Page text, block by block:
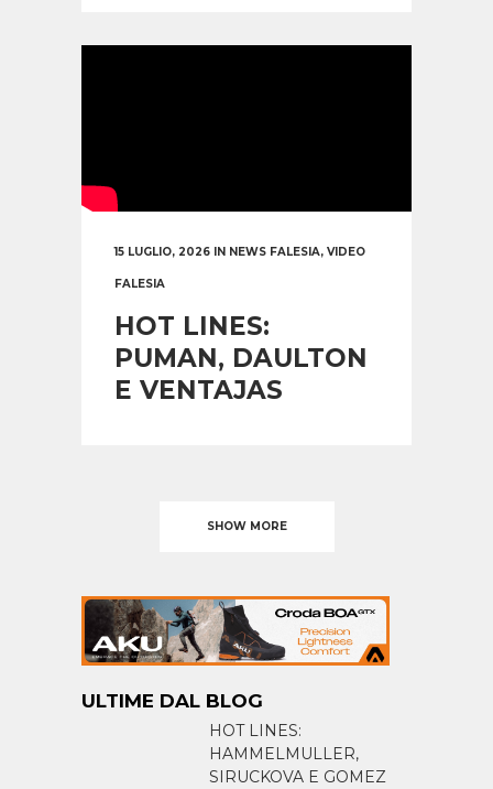
15 LUGLIO, 2026 IN NEWS FALESIA, VIDEO
FALESIA
HOT LINES:
PUMAN, DAULTON
E VENTAJAS
SHOW MORE
ULTIME DAL BLOG
HOT LINES:
HAMMELMULLER,
SIRUCKOVA E GOMEZ